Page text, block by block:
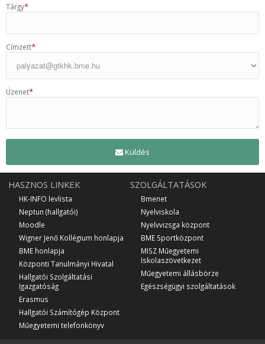
Tárgy*
Címzett*
Üzenet*
Küldés
HASZNOS LINKEK
HK-INFO levlista
Neptun (hallgatói)
Moodle
Wigner Jenő Kollégium honlapja
BME honlapja
Központi Tanulmányi Hivatal
Hallgatói Szolgáltatási
Igazgatóság
Erasmus
Hallgatói Számítógép Központ
Műegyetemi telefonkönyv
SZOLGÁLTATÁSOK
Bmenet
Nyelviskola
Nyelvvizsga központ
BME Sportközpont
MISZ Műegyetemi
Iskolaszövetkezet
Műegyetemi állásbörze
Egészségügyi szolgáltatások